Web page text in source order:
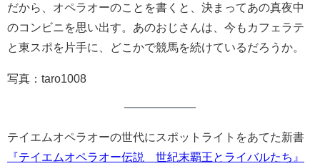
だから、オペラオーのことを書くと、決まってあの真夜中
のコンビニを思い出す。あのおじさんは、今もカフェラテ
と東スポを片手に、どこかで競馬を続けているだろうか。
写真：taro1008
テイエムオペラオーの世代にスポットライトをあてた新書
『テイエムオペラオー伝説 世紀末覇王とライバルたち』